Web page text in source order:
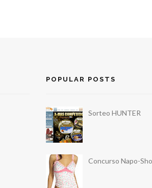
POPULAR POSTS
Sorteo HUNTER
Concurso Napo-